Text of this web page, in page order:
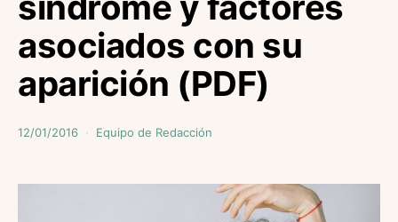
asociados con su
aparición (PDF)
12/01/2016 Equipo de Redacción